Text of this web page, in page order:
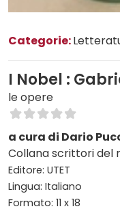
Categorie:
I Nobel :
le opere
a cura di Dario
Collana scrittori del
Editore: UTET
Lingua: Italiano
Formato: 11 x 18